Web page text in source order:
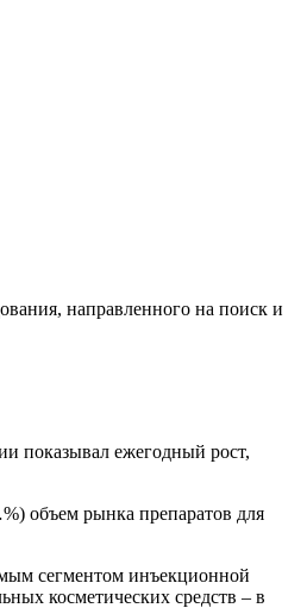
направленного на поиск и
показывал ежегодный рост,
объем рынка препаратов для
сегментом инъекционной
косметических средств – в